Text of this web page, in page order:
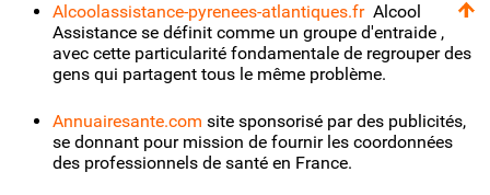
Alcoolassistance-pyrenees-atlantiques.fr Alcool
Assistance se définit comme un groupe d'entraide ,
avec cette particularité fondamentale de regrouper des
gens qui partagent tous le même problème.
Annuairesante.com site sponsorisé par des publicités,
se donnant pour mission de fournir les coordonnées
des professionnels de santé en France.